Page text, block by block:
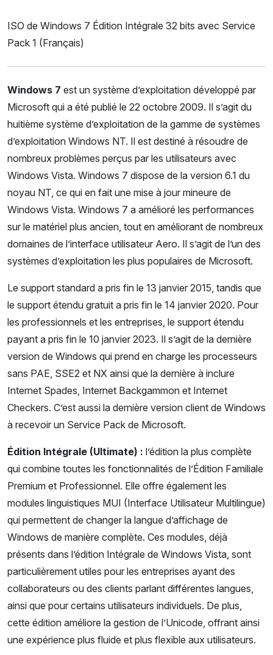
ISO de Windows 7 Édition Intégrale 32 bits avec Service
Pack 1 (Français)
Windows 7 est un système d’exploitation développé par
Microsoft qui a été publié le 22 octobre 2009. Il s’agit du
huitième système d’exploitation de la gamme de systèmes
d’exploitation Windows NT. Il est destiné à résoudre de
nombreux problèmes perçus par les utilisateurs avec
Windows Vista. Windows 7 dispose de la version 6.1 du
noyau NT, ce qui en fait une mise à jour mineure de
Windows Vista. Windows 7 a amélioré les performances
sur le matériel plus ancien, tout en améliorant de nombreux
domaines de l’interface utilisateur Aero. Il s’agit de l’un des
systèmes d’exploitation les plus populaires de Microsoft.
Le support standard a pris fin le 13 janvier 2015, tandis que
le support étendu gratuit a pris fin le 14 janvier 2020. Pour
les professionnels et les entreprises, le support étendu
payant a pris fin le 10 janvier 2023. Il s’agit de la dernière
version de Windows qui prend en charge les processeurs
sans PAE, SSE2 et NX ainsi que la dernière à inclure
Internet Spades, Internet Backgammon et Internet
Checkers. C’est aussi la dernière version client de Windows
à recevoir un Service Pack de Microsoft.
Édition Intégrale (Ultimate) : l’édition la plus complète
qui combine toutes les fonctionnalités de l’Édition Familiale
Premium et Professionnel. Elle offre également les
modules linguistiques MUI (Interface Utilisateur Multilingue)
qui permettent de changer la langue d’affichage de
Windows de manière complète. Ces modules, déjà
présents dans l’édition Intégrale de Windows Vista, sont
particulièrement utiles pour les entreprises ayant des
collaborateurs ou des clients parlant différentes langues,
ainsi que pour certains utilisateurs individuels. De plus,
cette édition améliore la gestion de l’Unicode, offrant ainsi
une expérience plus fluide et plus flexible aux utilisateurs.